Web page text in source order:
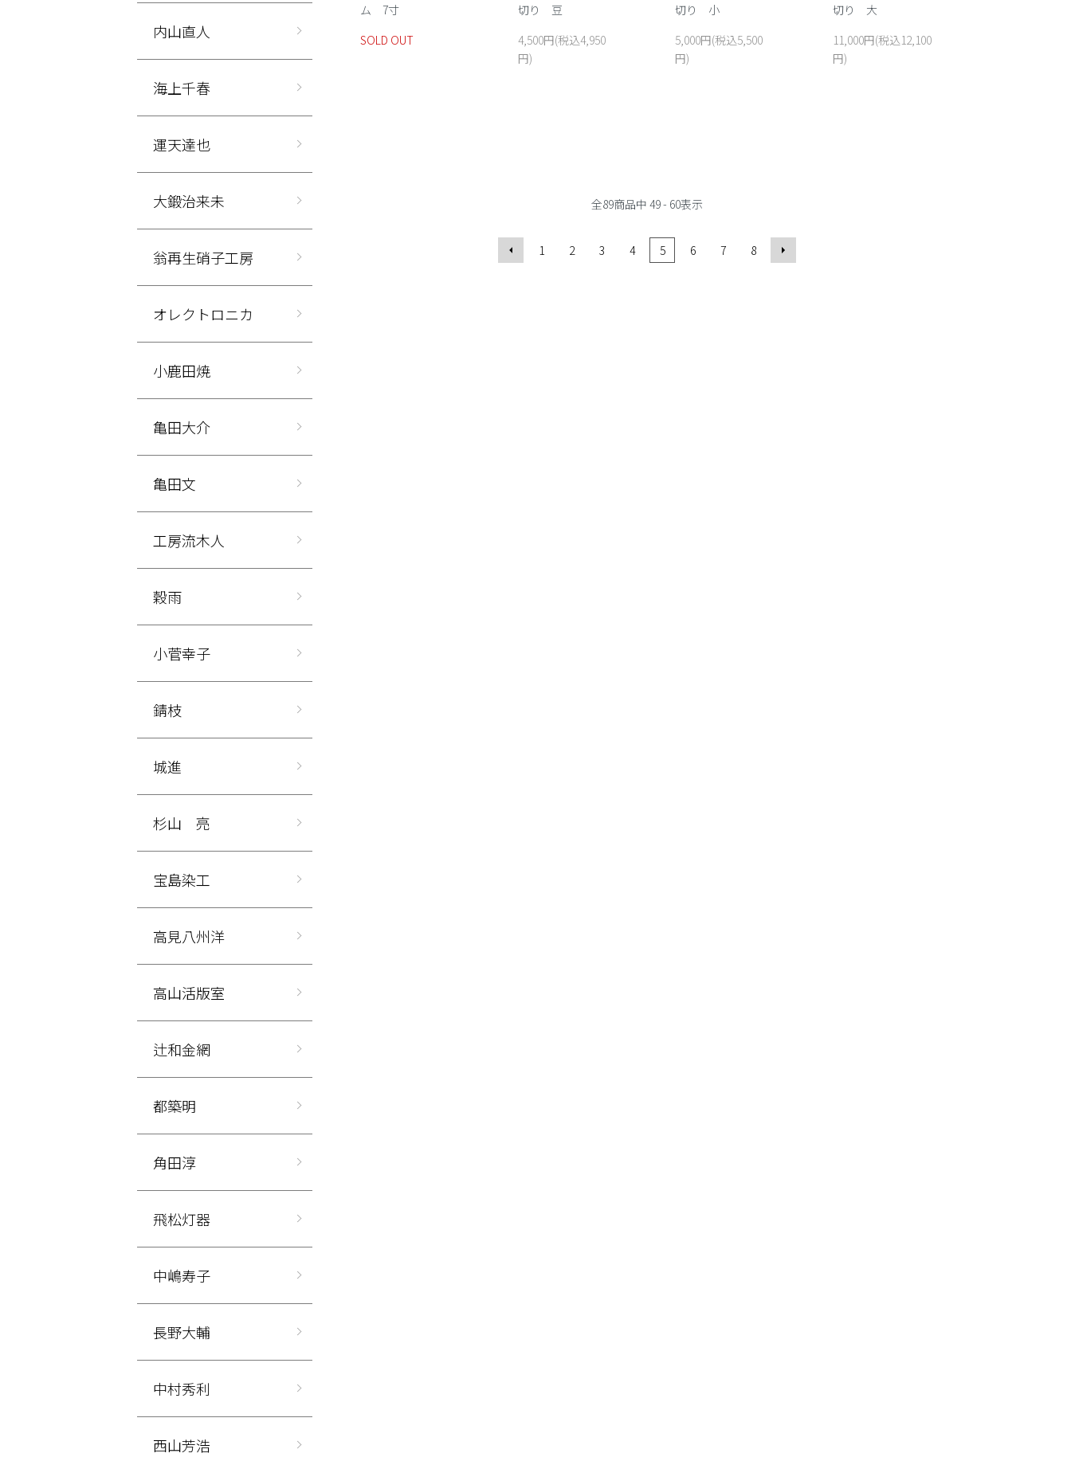
ム 7寸
SOLD OUT
切り 豆
4,500円(税込4,950
円)
切り 小
5,000円(税込5,500
円)
切り 大
11,000円(税込12,100
円)
全89商品中 49 - 60表示
1 2 3 4 5 6 7 8
内山直人
海上千春
運天達也
大鍛治来未
翁再生硝子工房
オレクトロニカ
小鹿田焼
亀田大介
亀田文
工房流木人
穀雨
小菅幸子
錆枝
城進
杉山 亮
宝島染工
高見八州洋
高山活版室
辻和金網
都築明
角田淳
飛松灯器
中嶋寿子
長野大輔
中村秀利
西山芳浩